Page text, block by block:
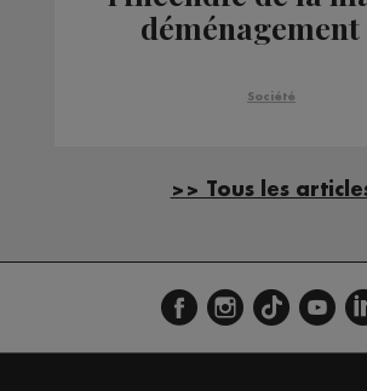
déménagement
les services
Société
>> Tous les